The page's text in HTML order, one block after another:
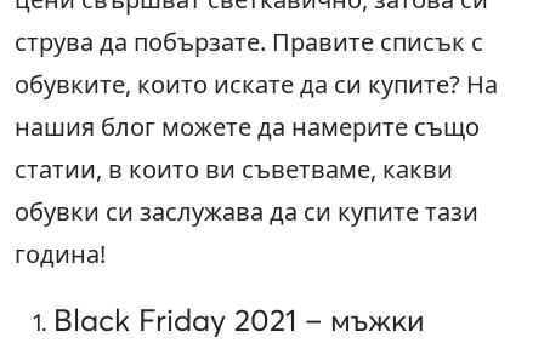
струва да побързате. Правите списък с
обувките, които искате да си купите? На
нашия блог можете да намерите също
статии, в които ви съветваме, какви
обувки си заслужава да си купите тази
година!
Black Friday 2021 – мъжки